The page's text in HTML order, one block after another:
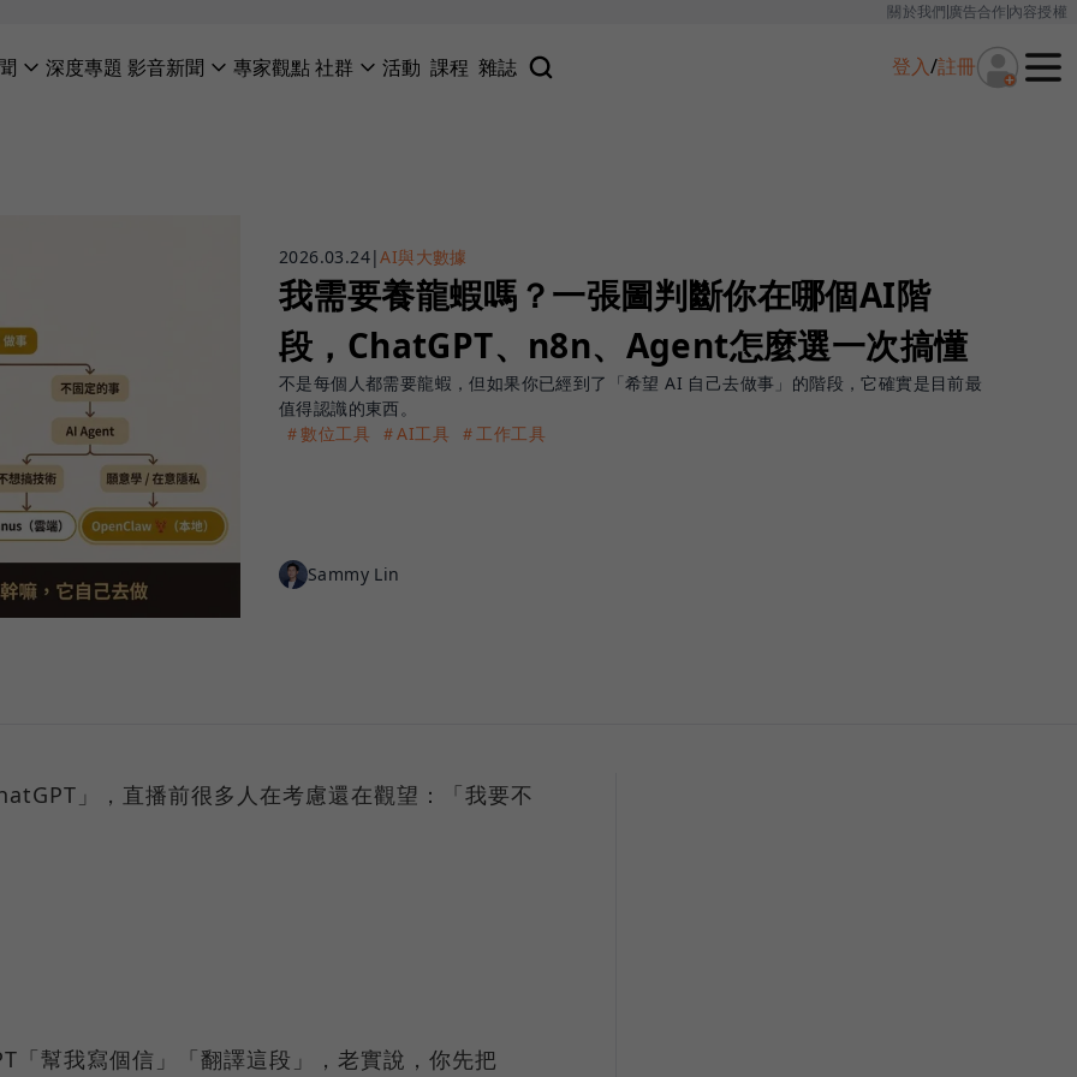
關於我們廣告合作內容授權
深度專題 影音新聞 專家觀點社群 活動 課程 雜誌 登入/註冊
2026.03.24|AI與大數據
我需要養龍蝦嗎？一張圖判斷你在哪個AI階
段，ChatGPT、n8n、Agent怎麼選一次搞懂
不是每個人都需要龍蝦，但如果你已經到了「希望 AI 自己去做事」的階段，它確實是目前最
值得認識的東西。
＃數位工具 ＃AI工具 ＃工作工具
Sammy Lin
」，直播前很多人在考慮還在觀望：「我要不
「幫我寫個信」「翻譯這段」，老實說，你先把